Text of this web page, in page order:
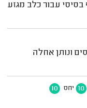
בסיסי עבור כלב מגזע
ונותן אחלה
10 יחס 10